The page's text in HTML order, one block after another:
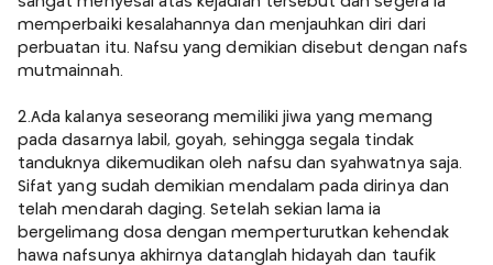
memperbaiki kesalahannya dan menjauhkan diri dari
perbuatan itu. Nafsu yang demikian disebut dengan nafs
mutmainnah.
2.Ada kalanya seseorang memiliki jiwa yang memang
pada dasarnya labil, goyah, sehingga segala tindak
tanduknya dikemudikan oleh nafsu dan syahwatnya saja.
Sifat yang sudah demikian mendalam pada dirinya dan
telah mendarah daging. Setelah sekian lama ia
bergelimang dosa dengan memperturutkan kehendak
hawa nafsunya akhirnya datanglah hidayah dan taufik